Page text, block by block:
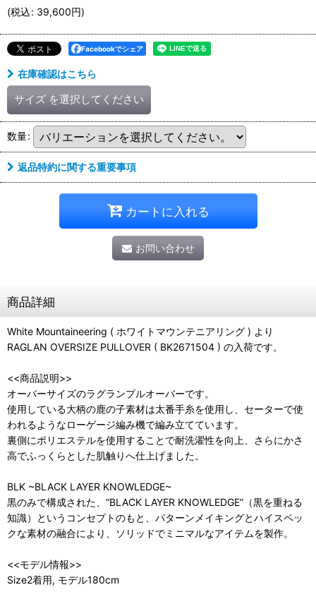
(税込: 39,600円)
Facebookでシェア
在庫確認はこちら
サイズ を選択してください
数量:
返品特約に関する重要事項
カートに入れる
お問い合わせ
商品詳細
White Mountaineering ( ホワイトマウンテニアリング ) より
RAGLAN OVERSIZE PULLOVER ( BK2671504 ) の入荷です。
<<商品説明>>
オーバーサイズのラグランプルオーバーです。
使用している大柄の鹿の子素材は太番手糸を使用し、セーターで使
われるようなローゲージ編み機で編み立てています。
裏側にポリエステルを使用することで耐洗濯性を向上、さらにかさ
高でふっくらとした肌触りへ仕上げました。
BLK ~BLACK LAYER KNOWLEDGE~
黒のみで構成された、“BLACK LAYER KNOWLEDGE”（黒を重ねる
知識）というコンセプトのもと、パターンメイキングとハイスペッ
クな素材の融合により、ソリッドでミニマルなアイテムを製作。
<<モデル情報>>
Size2着用, モデル180cm